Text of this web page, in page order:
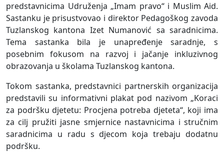
predstavnicima Udruženja „Imam pravo“ i Muslim Aid.
Sastanku je prisustvovao i direktor Pedagoškog zavoda
Tuzlanskog kantona Izet Numanović sa saradnicima.
Tema sastanka bila je unapređenje saradnje, s
posebnim fokusom na razvoj i jačanje inkluzivnog
obrazovanja u školama Tuzlanskog kantona.
Tokom sastanka, predstavnici partnerskih organizacija
predstavili su informativni plakat pod nazivom „Koraci
za podršku djetetu: Procjena potreba djeteta“, koji ima
za cilj pružiti jasne smjernice nastavnicima i stručnim
saradnicima u radu s djecom koja trebaju dodatnu
podršku.